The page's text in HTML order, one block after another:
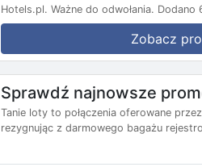
Hotels.pl. Ważne do odwołania. Dodano
Zobacz
Sprawdź najnowsze
Tanie loty to połączenia oferowane
rezygnując z darmowego bagażu